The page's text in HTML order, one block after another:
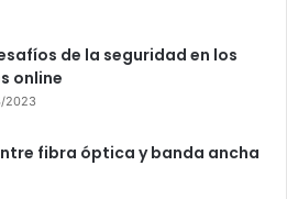
de la seguridad en los
online
2023
fibra óptica y banda ancha